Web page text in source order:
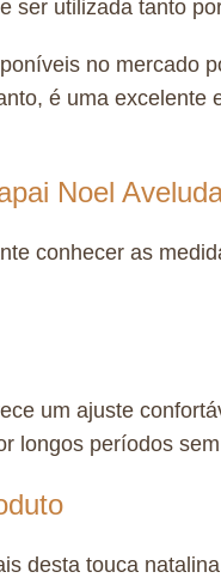
ser utilizada tanto
no mercado
é uma
Noel
conhecer as
um ajuste
longos períodos
desta touca